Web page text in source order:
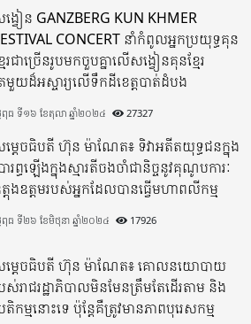
វៀន GANZBERG KUN KHMER
CONCERT នាំកំពូលអ្នកប្រយុទ្ធគុន
ែរជាច្រើនរូបមកចួបគ្នាលើសង្វៀនគុនខ្មែរ
មួយដ៏អស្ចារ្យលើទឹកដីខេត្តបាត់ដំបង
ៃពុធ ទី១៦ ខែតុលា ឆ្នាំ២០២៤ 27327
តេចធិបតី ហ៊ុន ម៉ាណែត៖ ទិវាអតីតយុទ្ធជនក្នុង
ារព្ធឡើងក្នុងស្មារតីចងចាំជានិច្ចនូវគុណូបការៈ
តុងឧត្តមរបស់អ្នកដែលបានធ្វើមហាពលីកម្ម
ៃពុធ ទី២៦ ខែមិថុនា ឆ្នាំ២០២៤ 17926
តេចធិបតី ហ៊ុន ម៉ាណែត៖ គោលនយោបាយ
ស់រាជរដ្ឋាភិបាលមិនមែនត្រឹមតែដើរតាម និង
តិកម្មនោះទេ ប៉ុន្តែគឺត្រូវមានភាពបុរេសកម្ម